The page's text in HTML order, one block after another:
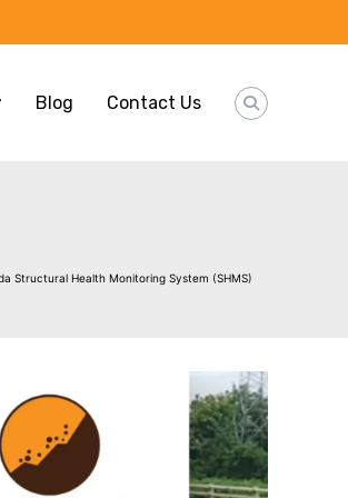
Blog Contact Us
Structural Health Monitoring System (SHMS)